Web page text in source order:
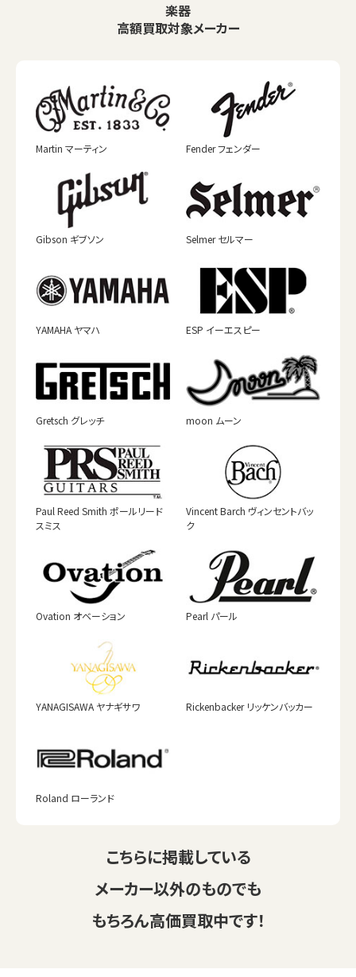
楽器
高額買取対象メーカー
Martin マーティン Fender フェンダー
Gibson ギブソン Selmer セルマー
YAMAHA ヤマハ ESP イーエスピー
Gretsch グレッチ moon ムーン
Paul Reed Smith ポールリード
スミス
Vincent Barch ヴィンセントバッ
ク
Ovation オベーション Pearl パール
YANAGISAWA ヤナギサワ Rickenbacker リッケンバッカー
Roland ローランド
こちらに掲載している
メーカー以外のものでも
もちろん高価買取中です！